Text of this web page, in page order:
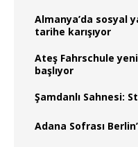
Almanya’da sosyal
tarihe karışıyor
Ateş Fahrschule
başlıyor
Şamdanlı Sahnesi:
Adana Sofrası